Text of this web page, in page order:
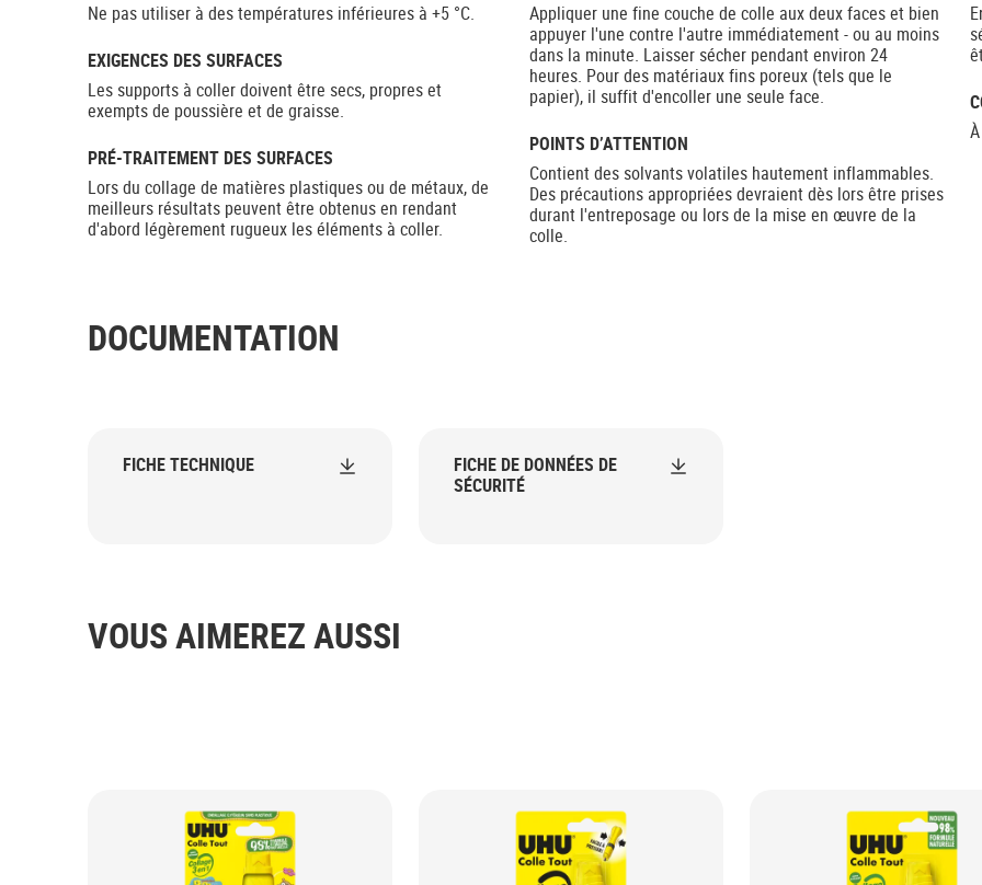
Ne pas utiliser à des températures inférieures à +5 °C.
EXIGENCES DES SURFACES
Les supports à coller doivent être secs, propres et
exempts de poussière et de graisse.
PRÉ-TRAITEMENT DES SURFACES
Lors du collage de matières plastiques ou de métaux, de
meilleurs résultats peuvent être obtenus en rendant
d'abord légèrement rugueux les éléments à coller.
Appliquer une fine couche de colle aux deux faces et bien
appuyer l'une contre l'autre immédiatement - ou au moins
dans la minute. Laisser sécher pendant environ 24
heures. Pour des matériaux fins poreux (tels que le
papier), il suffit d'encoller une seule face.
POINTS D’ATTENTION
Contient des solvants volatiles hautement inflammables.
Des précautions appropriées devraient dès lors être prises
durant l'entreposage ou lors de la mise en œuvre de la
colle.
DOCUMENTATION
FICHE TECHNIQUE
FICHE DE DONNÉES DE
SÉCURITÉ
VOUS AIMEREZ AUSSI